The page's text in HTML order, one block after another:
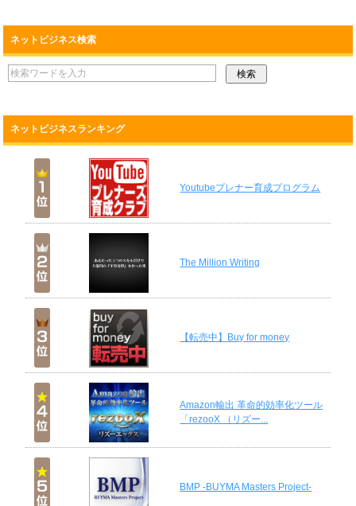
ネットビジネス検索
ネットビジネスランキング
Youtubeプレナー育成プログラム
The Million Writing
【転売中】Buy for money
Amazon輸出 革命的効率化ツール
「rezooX （リズー...
BMP -BUYMA Masters Project-